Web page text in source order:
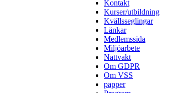
Kontakt
Kurser/utbildning
Kvällsseglingar
Länkar
Medlemssida
Miljöarbete
Nattvakt
Om GDPR
Om VSS
papper